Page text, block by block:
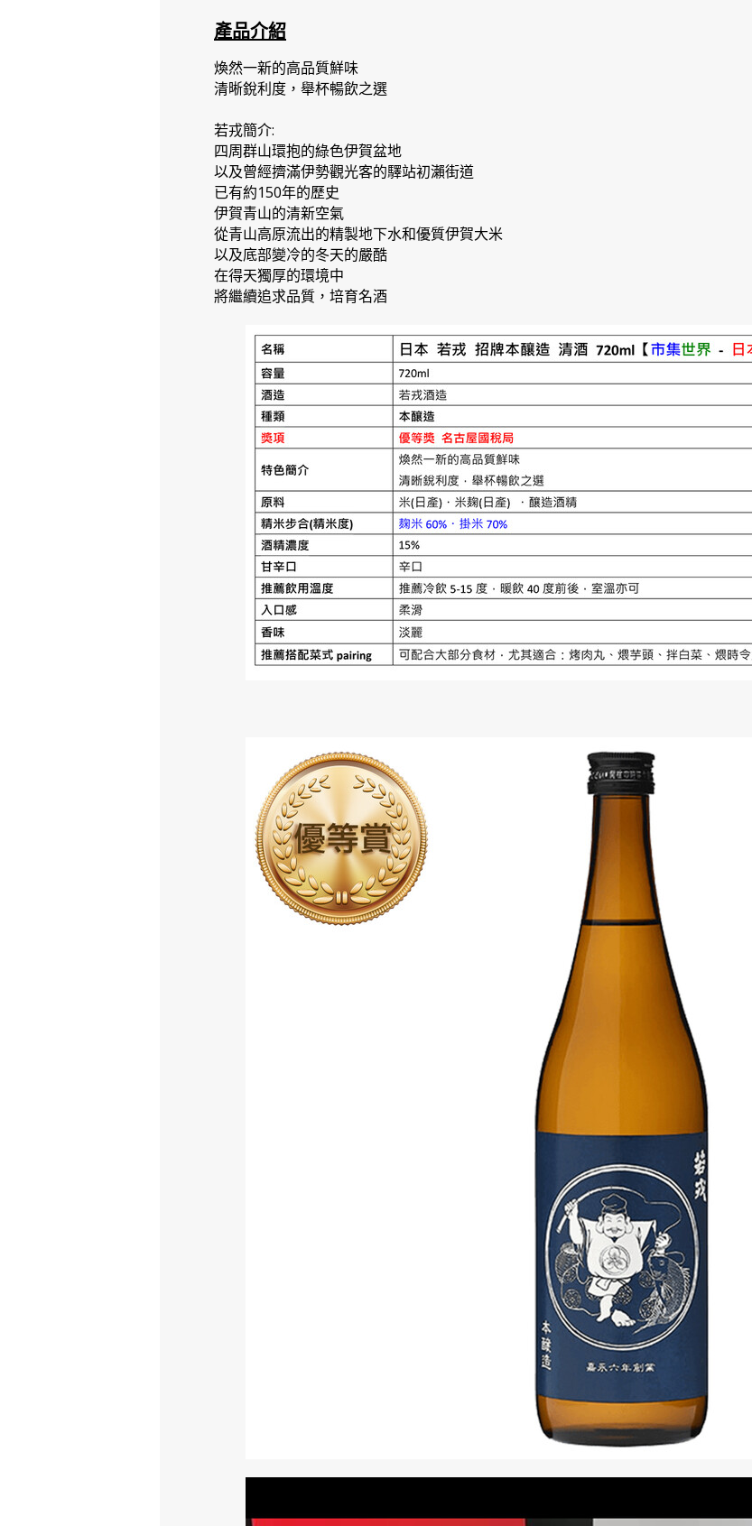
產品介紹
煥然一新的高品質鮮味
清晰銳利度，舉杯暢飲之選
若戎簡介:
四周群山環抱的綠色伊賀盆地
以及曾經擠滿伊勢觀光客的驛站初瀨街道
已有約150年的歷史
伊賀青山的清新空氣
從青山高原流出的精製地下水和優質伊賀大米
以及底部變冷的冬天的嚴酷
在得天獨厚的環境中
將繼續追求品質，培育名酒